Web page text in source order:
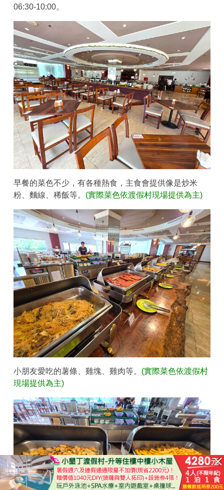
06:30-10:00。
早餐的菜色不少，有各種熱食，主食會提供像是炒米
粉、麵線、稀飯等。 (實際菜色依渡假村現場提供為主)
小朋友愛吃的薯條、雞塊、雞肉等。 (實際菜色依渡假村
現場提供為主)
立即購買